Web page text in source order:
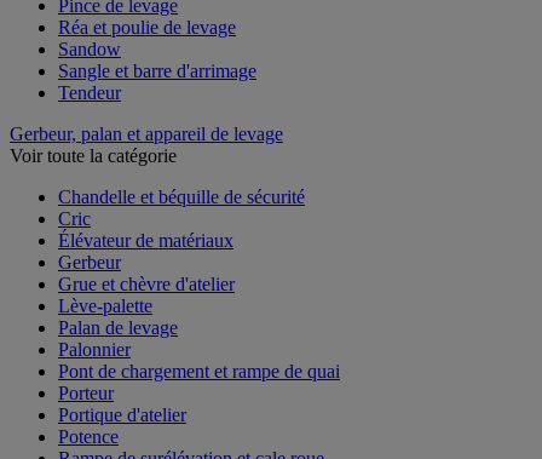
Pince de levage
Réa et poulie de levage
Sandow
Sangle et barre d'arrimage
Tendeur
Gerbeur, palan et appareil de levage
Voir toute la catégorie
Chandelle et béquille de sécurité
Cric
Élévateur de matériaux
Gerbeur
Grue et chèvre d'atelier
Lève-palette
Palan de levage
Palonnier
Pont de chargement et rampe de quai
Porteur
Portique d'atelier
Potence